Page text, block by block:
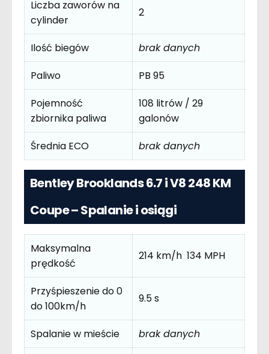
Liczba zaworów na
cylinder
2
Ilość biegów
brak danych
Paliwo
PB 95
Pojemność
zbiornika paliwa
108 litrów / 29
galonów
Średnia ECO
brak danych
Bentley Brooklands 6.7 i V8 248 KM
Coupe – Spalanie i osiągi
Maksymalna
prędkość
214 km/h 134 MPH
Przyśpieszenie do 0
do 100km/h
9.5 s
Spalanie w mieście
brak danych